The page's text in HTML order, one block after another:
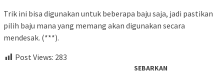
Trik ini bisa digunakan untuk beberapa baju saja, jadi pastikan
pilih baju mana yang memang akan digunakan secara
mendesak. (***).
Post Views: 283
SEBARKAN